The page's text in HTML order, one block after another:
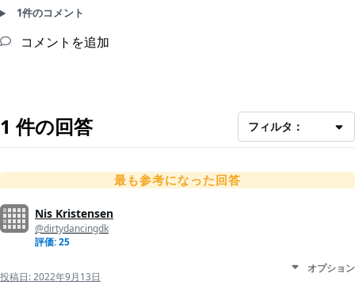
1件のコメント
コメントを追加
1 件の回答 フィルタ：
最も参考になった回答
Nis Kristensen
@dirtydancingdk
評価: 25
投稿日:2022年9月13日
オプション